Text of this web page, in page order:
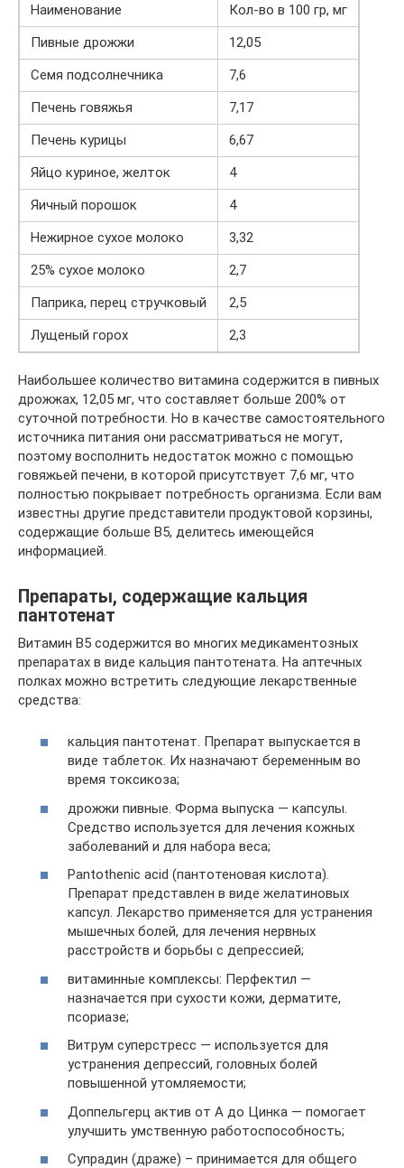
Наименование
Кол-во в 100 гр, мг
Пивные дрожжи
12,05
Семя подсолнечника
7,6
Печень говяжья
7,17
Печень курицы
6,67
Яйцо куриное, желток
4
Яичный порошок
4
Нежирное сухое молоко
3,32
25% сухое молоко
2,7
Паприка, перец стручковый
2,5
Лущеный горох
2,3
Наибольшее количество витамина содержится в пивных
дрожжах, 12,05 мг, что составляет больше 200% от
суточной потребности. Но в качестве самостоятельного
источника питания они рассматриваться не могут,
поэтому восполнить недостаток можно с помощью
говяжьей печени, в которой присутствует 7,6 мг, что
полностью покрывает потребность организма. Если вам
известны другие представители продуктовой корзины,
содержащие больше В5, делитесь имеющейся
информацией.
Препараты, содержащие кальция
пантотенат
Витамин В5 содержится во многих медикаментозных
препаратах в виде кальция пантотената. На аптечных
полках можно встретить следующие лекарственные
средства:
кальция пантотенат. Препарат выпускается в
виде таблеток. Их назначают беременным во
время токсикоза;
дрожжи пивные. Форма выпуска — капсулы.
Средство используется для лечения кожных
заболеваний и для набора веса;
Pantothenic acid (пантотеновая кислота).
Препарат представлен в виде желатиновых
капсул. Лекарство применяется для устранения
мышечных болей, для лечения нервных
расстройств и борьбы с депрессией;
витаминные комплексы: Перфектил —
назначается при сухости кожи, дерматите,
псориазе;
Витрум суперстресс — используется для
устранения депрессий, головных болей
повышенной утомляемости;
Доппельгерц актив от А до Цинка — помогает
улучшить умственную работоспособность;
Супрадин (драже) – принимается для общего